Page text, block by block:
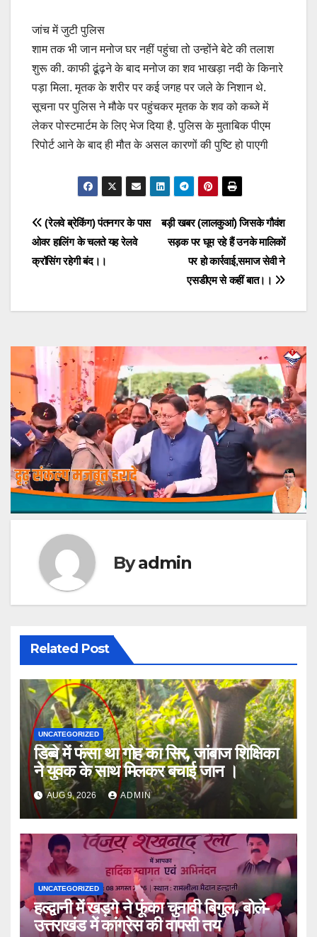
जांच में जुटी पुलिस
शाम तक भी जान मनोज घर नहीं पहुंचा तो उन्होंने बेटे की तलाश
शुरू की. काफी ढूंढ़ने के बाद मनोज का शव भाखड़ा नदी के किनारे
पड़ा मिला. मृतक के शरीर पर कई जगह पर जले के निशान थे.
सूचना पर पुलिस ने मौके पर पहुंचकर मृतक के शव को कब्जे में
लेकर पोस्टमार्टम के लिए भेज दिया है. पुलिस के मुताबिक पीएम
रिपोर्ट आने के बाद ही मौत के असल कारणों की पुष्टि हो पाएगी
Post
navigation
बड़ी खबर (लालकुआं) जिसके गौवंश
सड़क पर घूम रहे हैं उनके मालिकों
पर हो कार्रवाई,समाज सेवी ने
एसडीएम से कहीं बात।।
(रेलवे ब्रेकिंग) पंतनगर के पास
ओवर हालिंग के चलते यह रेलवे
क्रॉसिंग रहेगी बंद।।
Byadmin
Related Post
UNCATEGORIZED
डिब्बे में फंसा था गोह का सिर, जांबाज शिक्षिका
ने युवक के साथ मिलकर बचाई जान ।
AUG 9, 2026 ADMIN
UNCATEGORIZED
हल्द्वानी में खड़गे ने फूंका चुनावी बिगुल, बोले-
उत्तराखंड में कांग्रेस की वापसी तय